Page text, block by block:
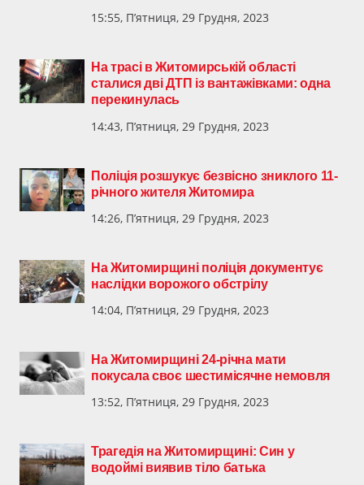
15:55, П’ятниця, 29 Грудня, 2023
На трасі в Житомирській області
сталися дві ДТП із вантажівками: одна
перекинулась
14:43, П’ятниця, 29 Грудня, 2023
Поліція розшукує безвісно зниклого 11-
річного жителя Житомира
14:26, П’ятниця, 29 Грудня, 2023
На Житомирщині поліція документує
наслідки ворожого обстрілу
14:04, П’ятниця, 29 Грудня, 2023
На Житомирщині 24-річна мати
покусала своє шестимісячне немовля
13:52, П’ятниця, 29 Грудня, 2023
Трагедія на Житомирщині: Син у
водоймі виявив тіло батька